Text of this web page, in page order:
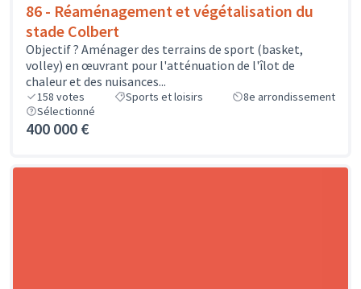
86 - Réaménagement et végétalisation du
stade Colbert
Objectif ? Aménager des terrains de sport (basket,
volley) en œuvrant pour l'atténuation de l'îlot de
chaleur et des nuisances...
158 votes Sports et loisirs
8e arrondissement
Sélectionné
400 000 €